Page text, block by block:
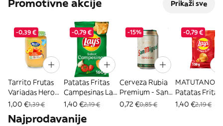
Promotivne akcije Prikaži sve
-0,39 €
Tarrito Frutas
Variadas Hero
190G (296343)
1,00 €1,39 €
-0,79 €
Patatas Fritas
Campesinas Lays
Bolsa 150Gr
(17312)
1,40 €2,19 €
-15%
Cerveza Rubia
Premium - San
Miguel - 33Cl
0,72 €0,85 €
-0,79 €
MATUTANO
Patatas Fritas
Punto De Sal
1,40 €2,19 €
Najprodavanije